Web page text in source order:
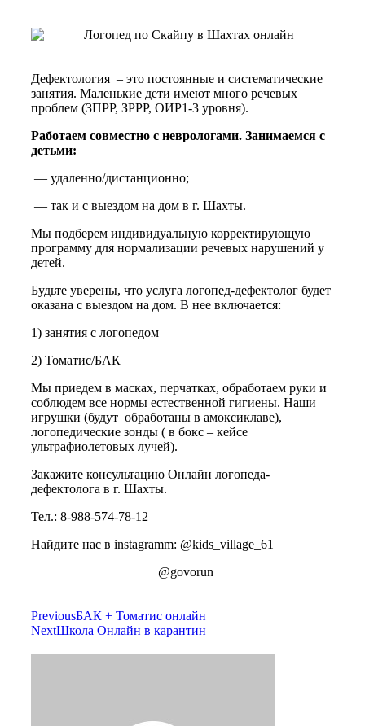
Дефектология – это постоянные и систематические
занятия. Маленькие дети имеют много речевых
проблем (ЗПРР, ЗРРР, ОИР1-3 уровня).
Работаем совместно с неврологами. Занимаемся с
детьми:
— удаленно/дистанционно;
— так и с выездом на дом в г. Шахты.
Мы подберем индивидуальную корректирующую
программу для нормализации речевых нарушений у
детей.
Будьте уверены, что услуга логопед-дефектолог будет
оказана с выездом на дом. В нее включается:
1) занятия с логопедом
2) Томатис/БАК
Мы приедем в масках, перчатках, обработаем руки и
соблюдем все нормы естественной гигиены. Наши
игрушки (будут обработаны в амоксиклаве),
логопедические зонды ( в бокс – кейсе
ультрафиолетовых лучей).
Закажите консультацию Онлайн логопеда-
дефектолога в г. Шахты.
Тел.: 8-988-574-78-12
Найдите нас в instagramm: @kids_village_61
@govorun
PreviousБАК + Томатис онлайн
NextШкола Онлайн в карантин